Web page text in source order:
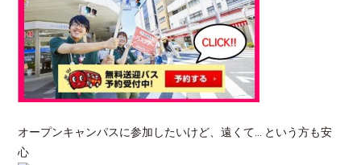
オープンキャンパスに参加したいけど、遠くて… という方も安
心